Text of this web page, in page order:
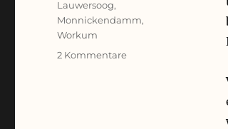
Lauwersoog,
Monnickendamm,
Workum
2 Kommentarezu